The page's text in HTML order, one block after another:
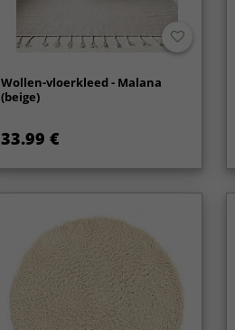
Wollen-vloerkleed - Malana
(beige)
33.99 €